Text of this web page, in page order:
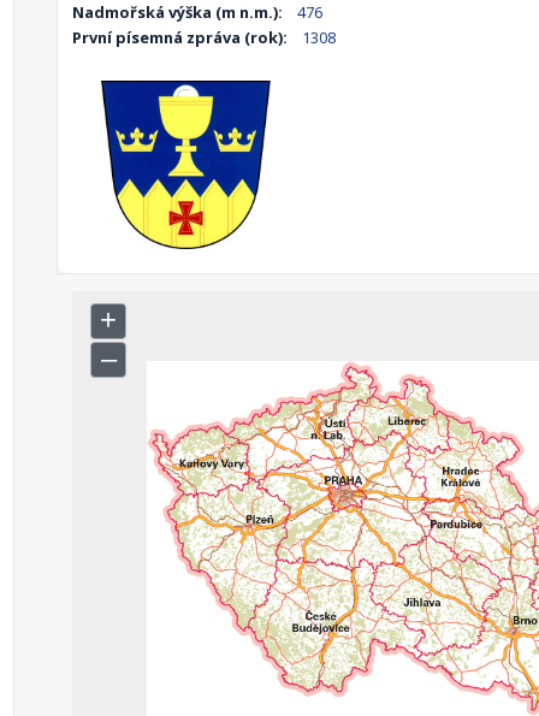
Nadmořská výška (m n.m.):
476
První písemná zpráva (rok):
1308